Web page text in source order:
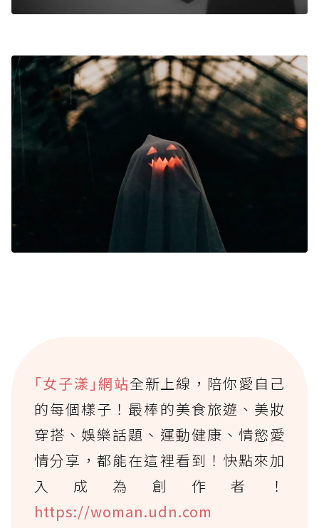
｢女子漾｣網站全新上線，陪你愛自己
的每個樣子！最棒的美食旅遊、美妝
穿搭、娛樂話題、運動健康、情慾愛
情分享，都能在這裡看到！快點來加
入成為創作者！
https://woman.udn.com